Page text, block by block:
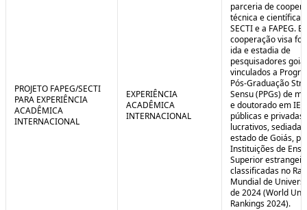
PROJETO FAPEG/SECTI
PARA EXPERIÊNCIA
ACADÊMICA
INTERNACIONAL
EXPERIÊNCIA
ACADÊMICA
INTERNACIONAL
parceria de
técnica e científica
SECTI e a FAPEG.
cooperação visa
ida e estadia de
pesquisadores
vinculados a
Pós-Graduação
Sensu (PPGs) de
e doutorado em IES
públicas e privadas
lucrativos,
estado de Goiás,
Instituições de
Superior
classificadas no
Mundial de
de 2024 (World
Rankings 2024).